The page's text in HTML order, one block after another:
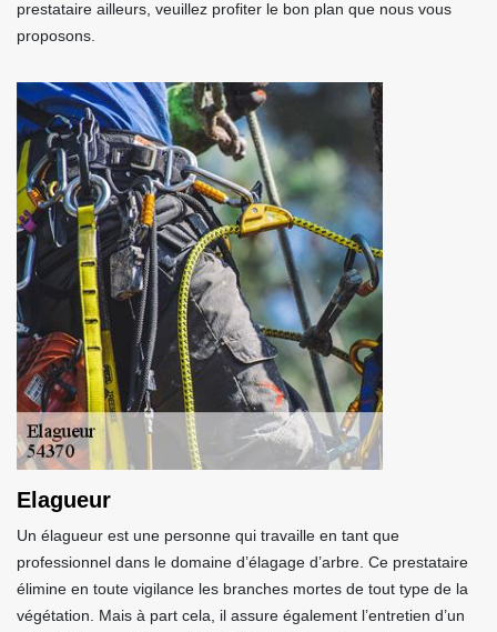
prestataire ailleurs, veuillez profiter le bon plan que nous vous
proposons.
Elagueur
Un élagueur est une personne qui travaille en tant que
professionnel dans le domaine d’élagage d’arbre. Ce prestataire
élimine en toute vigilance les branches mortes de tout type de la
végétation. Mais à part cela, il assure également l’entretien d’un